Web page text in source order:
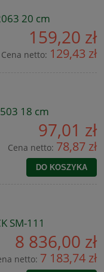
20 cm
159,20 zł
Cena netto: 129,43 zł
18 cm
97,01 zł
Cena netto: 78,87 zł
DO KOSZYKA
SM-111
8 836,00 zł
netto: 7 183,74 zł